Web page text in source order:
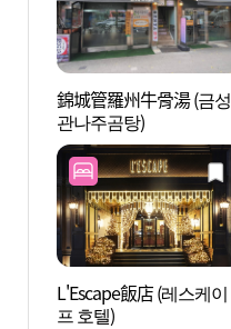
錦城管羅州牛骨湯 (금성
관나주곰탕)
L'Escape飯店 (레스케이
프 호텔)